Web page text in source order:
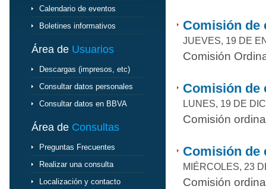
Calendario de eventos
Boletines informativos
Área de Usuarios
Descargas (impresos, etc)
Consultar datos personales
Consultar datos en BBVA
Área de Consultas
Preguntas Frecuentes
Realizar una consulta
Localización y contacto
Comisión de
JUEVES, 19 DE
Comisión
Comisión de
LUNES, 19 DE
Comisión
Comisión de
MIÉRCOLES, 23
Comisión